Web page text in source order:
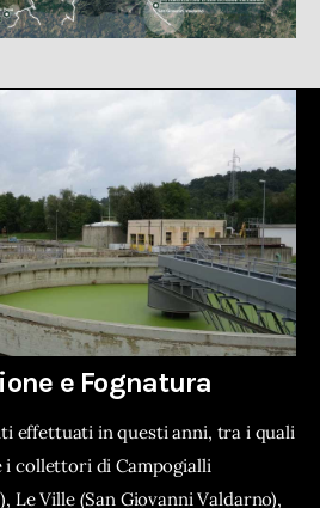
e Fognatura
effettuati in questi anni, tra i quali
i collettori di Campogialli
Le Ville (San Giovanni Valdarno),